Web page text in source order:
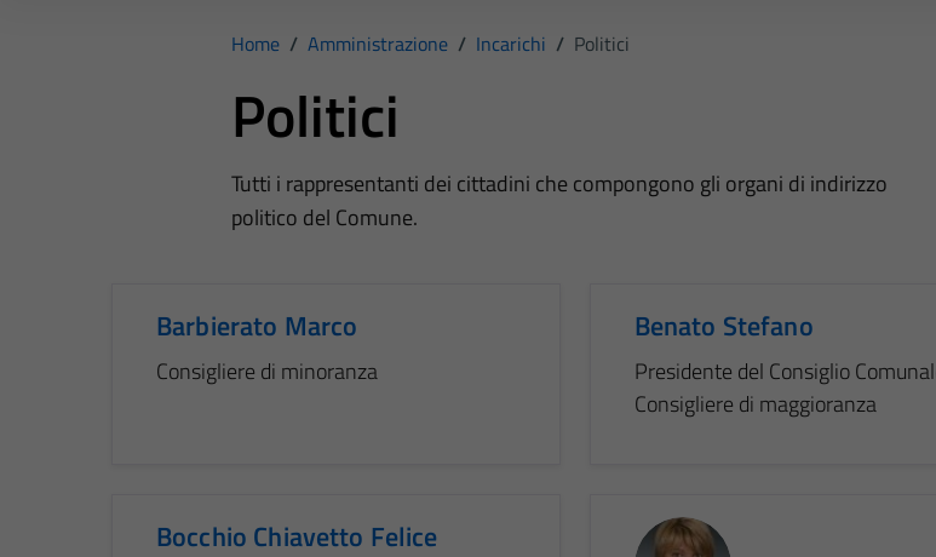
Home / Amministrazione / Incarichi / Politici
Politici
Tutti i rappresentanti dei cittadini che compongono gli organi di indirizzo
politico del Comune.
Barbierato Marco
Consigliere di minoranza
Benato Stefano
Presidente del Consiglio
Consigliere di maggioranza
Bocchio Chiavetto Felice